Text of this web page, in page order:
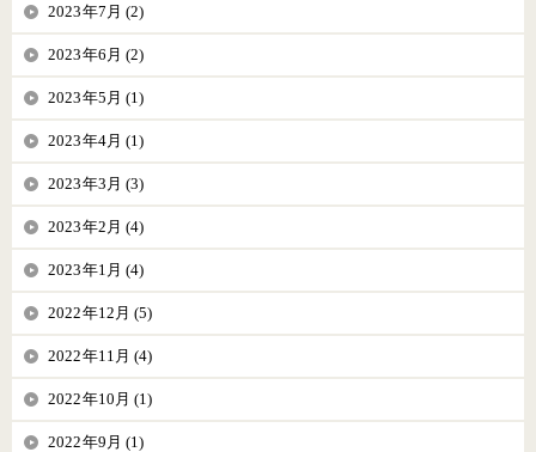
2023年7月 (2)
2023年6月 (2)
2023年5月 (1)
2023年4月 (1)
2023年3月 (3)
2023年2月 (4)
2023年1月 (4)
2022年12月 (5)
2022年11月 (4)
2022年10月 (1)
2022年9月 (1)